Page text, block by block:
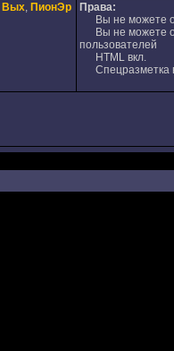
Вых, ПионЭр
Права:
Вы не можете
Вы не можете
пользователей
HTML вкл.
Спецразметка